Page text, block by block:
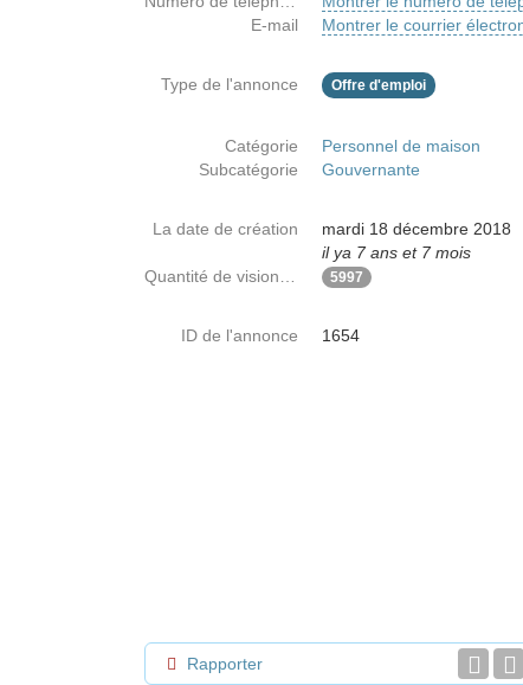
E-mail
Montrer le courrier
Type de l'annonce Offre d'emploi
Catégorie
Personnel de maison
Subcatégorie
Gouvernante
La date de création
mardi 18 décembre 2018
il ya 7 ans et 7 mois
5997
ID de l'annonce 1654
Rapporter